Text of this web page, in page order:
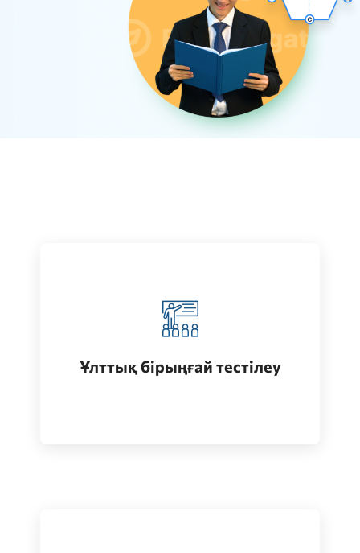
Ұлттық бірыңғай тестілеу
Қазақстанда жоғары білім алу
(бакалавриат)
Өту